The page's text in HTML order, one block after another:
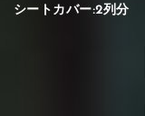
シートカバー:2列分